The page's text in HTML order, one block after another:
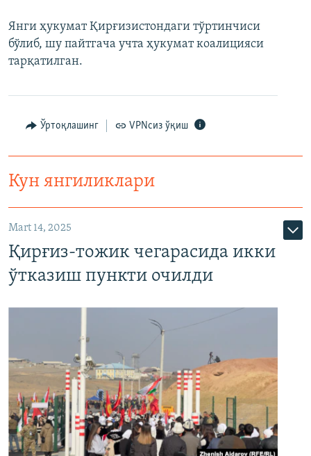
Янги ҳукумат Қирғизистондаги тўртинчиси
бўлиб, шу пайтгача учта ҳукумат коалицияси
тарқатилган.
Ўртоқлашинг VPNсиз ўқиш
Кун янгиликлари
Mart 14, 2025
Қирғиз-тожик чегарасида икки
ўтказиш пункти очилди